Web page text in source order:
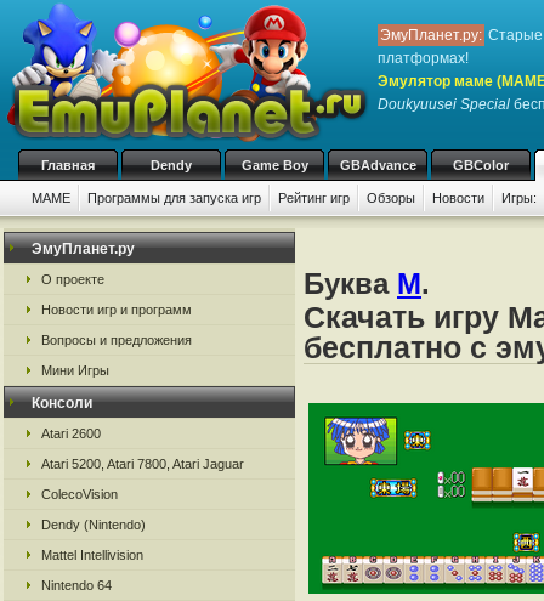
ЭмуПланет.ру: Старые
платформах!
Эмулятор маме
Doukyuusei Special
Главная Dendy Game Boy GBAdvance GBColor
MAME Программы для запуска игр Рейтинг игр Обзоры Новости Игры:
ЭмуПланет.ру
О проекте
Новости игр и программ
Вопросы и предложения
Мини Игры
Консоли
Atari 2600
Atari 5200, Atari 7800, Atari Jaguar
ColecoVision
Dendy (Nintendo)
Mattel Intellivision
Nintendo 64
Буква M.
Скачать игру
бесплатно с